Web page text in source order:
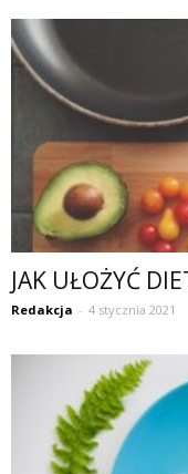
JAK UŁOŻYĆ
Redakcja - 4 stycznia 2021